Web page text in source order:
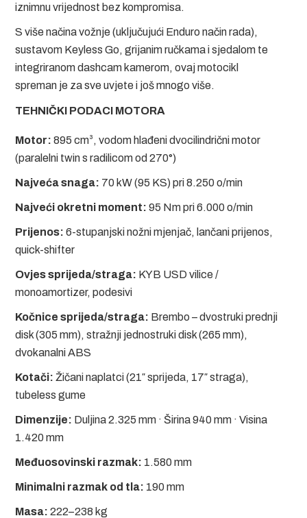
iznimnu vrijednost bez kompromisa.
S više načina vožnje (uključujući Enduro način rada),
sustavom Keyless Go, grijanim ručkama i sjedalom te
integriranom dashcam kamerom, ovaj motocikl
spreman je za sve uvjete i još mnogo više.
TEHNIČKI PODACI MOTORA
Motor: 895 cm³, vodom hlađeni dvocilindrični motor
(paralelni twin s radilicom od 270°)
Najveća snaga: 70 kW (95 KS) pri 8.250 o/min
Najveći okretni moment: 95 Nm pri 6.000 o/min
Prijenos: 6-stupanjski nožni mjenjač, lančani prijenos,
quick-shifter
Ovjes sprijeda/straga: KYB USD vilice /
monoamortizer, podesivi
Kočnice sprijeda/straga: Brembo – dvostruki prednji
disk (305 mm), stražnji jednostruki disk (265 mm),
dvokanalni ABS
Kotači: Žičani naplatci (21″ sprijeda, 17″ straga),
tubeless gume
Dimenzije: Duljina 2.325 mm · Širina 940 mm · Visina
1.420 mm
Međuosovinski razmak: 1.580 mm
Minimalni razmak od tla: 190 mm
Masa: 222–238 kg